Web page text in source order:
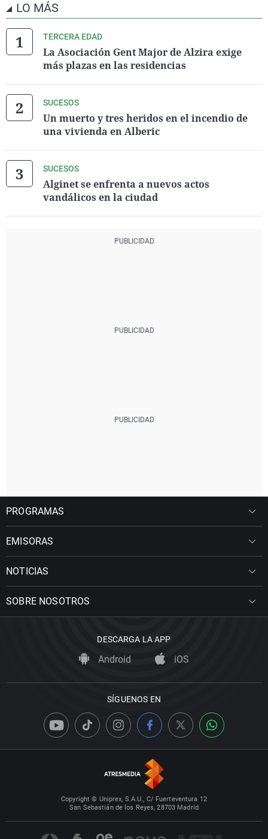
LO MÁS
TERCERA EDAD
La Asociación Gent Major de Alzira exige
más plazas en las residencias
SUCESOS
Un muerto y tres heridos en el incendio de
una vivienda en Alberic
SUCESOS
Alginet se enfrenta a nuevos actos
vandálicos en la ciudad
PROGRAMAS
EMISORAS
NOTICIAS
SOBRE NOSOTROS
DESCARGA LA APP
Android iOS
SÍGUENOS EN
Copyright © Uniprex, S.A.U., C/ Fuerteventura 12
San Sebastián de los Reyes, 28703 Madrid